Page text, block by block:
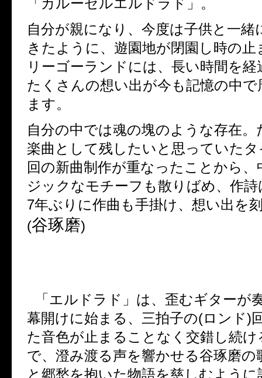
「カルーセルエルドラド」。
自分が親になり、今度は子供と一緒
きたように、遊園地が閉園し時の
リーゴーランドには、長い時間を
たくさんの想い出が今も記憶の中
ます。
自分の中では魂の塊のような存在
楽曲として残したいと思っていた
回の新曲制作が重なったことから
ジックなモチーフも散りばめ、作
7年ぶりに作曲も手掛け、想い出を
(谷琢磨)
「エルドラド」は、歪むギターが
幕開けに始まる、三拍子の(ロンド)
た音色が止まることなく交錯し続け
で、澄み渡る声を響かせる谷琢磨の
と郷愁を抱いた物語を慈しむよう